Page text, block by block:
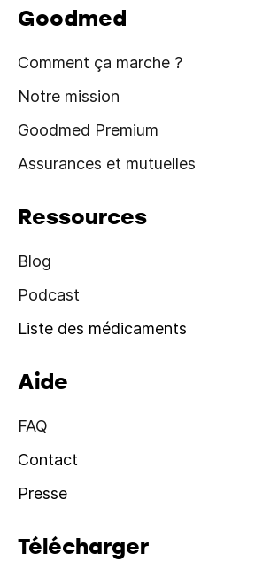
Goodmed
Comment ça marche ?
Notre mission
Goodmed Premium
Assurances et mutuelles
Ressources
Blog
Podcast
Liste des médicaments
Aide
FAQ
Contact
Presse
Télécharger